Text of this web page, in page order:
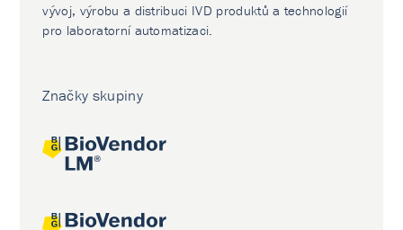
vývoj, výrobu a distribuci IVD produktů a technologií
pro laboratorní automatizaci.
Značky skupiny